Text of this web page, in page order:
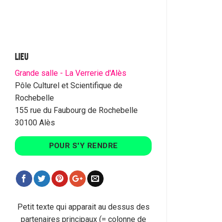
LIEU
Grande salle - La Verrerie d'Alès
Pôle Culturel et Scientifique de
Rochebelle
155 rue du Faubourg de Rochebelle
30100 Alès
POUR S'Y RENDRE
Petit texte qui apparait au dessus des
partenaires principaux (= colonne de